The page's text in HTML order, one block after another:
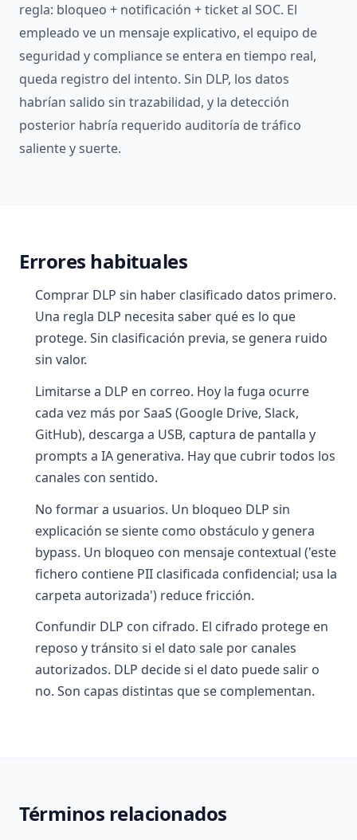
regla: bloqueo + notificación + ticket al SOC. El
empleado ve un mensaje explicativo, el equipo de
seguridad y compliance se entera en tiempo real,
queda registro del intento. Sin DLP, los datos
habrían salido sin trazabilidad, y la detección
posterior habría requerido auditoría de tráfico
saliente y suerte.
Errores habituales
Comprar DLP sin haber clasificado datos primero.
Una regla DLP necesita saber qué es lo que
protege. Sin clasificación previa, se genera ruido
sin valor.
Limitarse a DLP en correo. Hoy la fuga ocurre
cada vez más por SaaS (Google Drive, Slack,
GitHub), descarga a USB, captura de pantalla y
prompts a IA generativa. Hay que cubrir todos los
canales con sentido.
No formar a usuarios. Un bloqueo DLP sin
explicación se siente como obstáculo y genera
bypass. Un bloqueo con mensaje contextual ('este
fichero contiene PII clasificada confidencial; usa la
carpeta autorizada') reduce fricción.
Confundir DLP con cifrado. El cifrado protege en
reposo y tránsito si el dato sale por canales
autorizados. DLP decide si el dato puede salir o
no. Son capas distintas que se complementan.
Términos relacionados